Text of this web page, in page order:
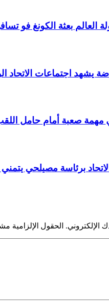
العالم بعثة الكونغ فو
يشهد اجتماعات الاتحاد
صعبة أمام حامل
برئاسة مصيلحي
الإلكتروني. الحقول الإلزامية